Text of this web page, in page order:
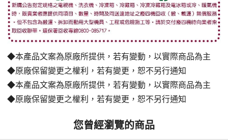
◆本產品文案為原廠所提供，若有變動，以實際商品為主
◆原廠保留變更之權利，若有變更，恕不另行通知
◆本產品文案為原廠所提供，若有變動，以實際商品為主
◆原廠保留變更之權利，若有變更，恕不另行通知
您曾經瀏覽的商品